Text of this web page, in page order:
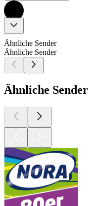
Ähnliche Sender
Ähnliche Sender
Ähnliche Sender